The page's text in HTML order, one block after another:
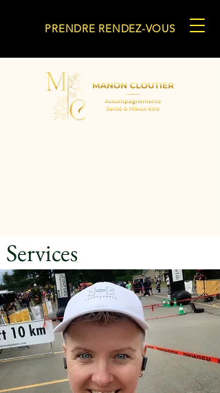
PRENDRE RENDEZ-VOUS
Services